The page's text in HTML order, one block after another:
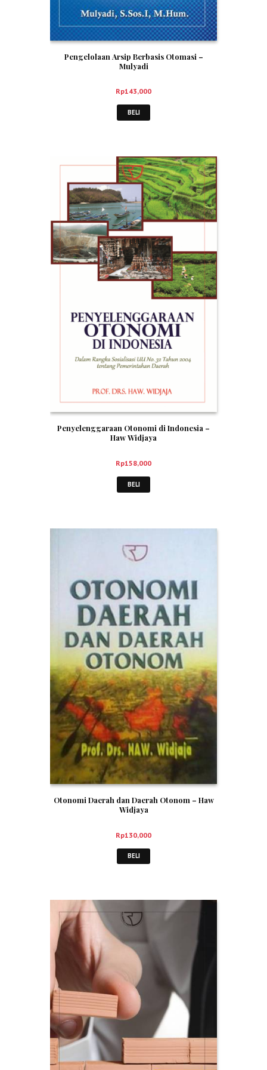
Pengelolaan Arsip Berbasis Otomasi –
Mulyadi
Rp143,000
BELI
Penyelenggaraan Otonomi di Indonesia –
Haw Widjaya
Rp158,000
BELI
Otonomi Daerah dan Daerah Otonom – Haw
Widjaya
Rp130,000
BELI